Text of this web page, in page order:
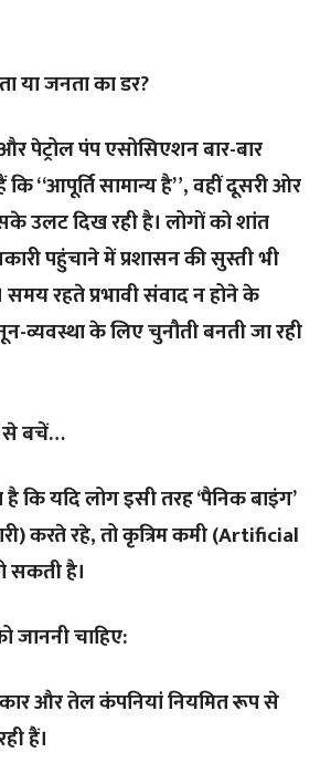
या जनता का डर?
पेट्रोल पंप एसोसिएशन बार-बार
“आपूर्ति सामान्य है”, वहीं दूसरी ओर
उलट दिख रही है। लोगों को शांत
पहुंचाने में प्रशासन की सुस्ती भी
रहते प्रभावी संवाद न होने के
व्यवस्था के लिए चुनौती बनती जा रही
से बचें…
है कि यदि लोग इसी तरह ‘पैनिक बाइंग’
करते रहे, तो कृत्रिम कमी (Artificial
सकती है।
जाननी चाहिए:
और तेल कंपनियां नियमित रूप से
हैं।